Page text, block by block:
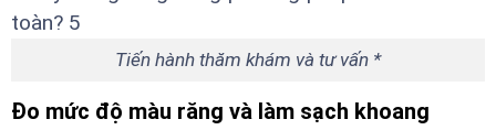
Tiến hành thăm khám và tư vấn *
Đo mức độ màu răng và làm sạch khoang